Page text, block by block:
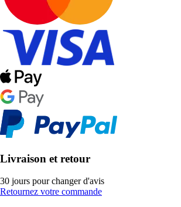
Livraison et retour
30 jours pour changer d'avis
Retournez votre commande